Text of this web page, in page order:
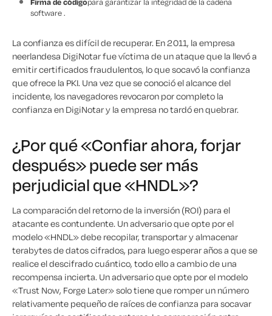
software .
La confianza es difícil de recuperar. En 2011, la empresa
neerlandesa DigiNotar fue víctima de un ataque que la llevó a
emitir certificados fraudulentos, lo que socavó la confianza
que ofrece la PKI. Una vez que se conoció el alcance del
incidente, los navegadores revocaron por completo la
confianza en DigiNotar y la empresa no tardó en quebrar.
¿Por qué «Confiar ahora, forjar
después» puede ser más
perjudicial que «HNDL»?
La comparación del retorno de la inversión (ROI) para el
atacante es contundente. Un adversario que opte por el
modelo «HNDL» debe recopilar, transportar y almacenar
terabytes de datos cifrados, para luego esperar años a que se
realice el descifrado cuántico, todo ello a cambio de una
recompensa incierta. Un adversario que opte por el modelo
«Trust Now, Forge Later» solo tiene que romper un número
relativamente pequeño de raíces de confianza para socavar